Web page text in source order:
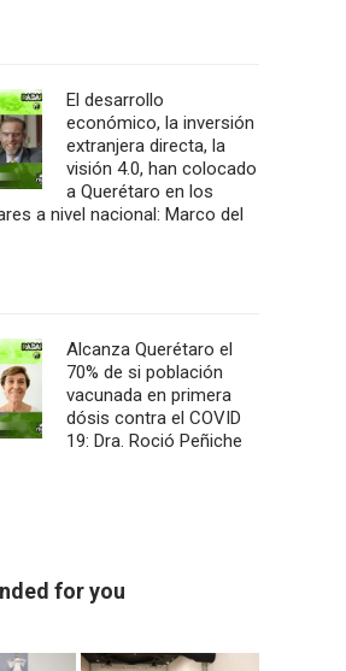
El desarrollo
económico, la inversión
extranjera directa, la
visión 4.0, han colocado
a Querétaro en los
a nivel nacional: Marco del
Alcanza Querétaro el
70% de si población
vacunada en primera
dósis contra el COVID
19: Dra. Roció Peñiche
for you